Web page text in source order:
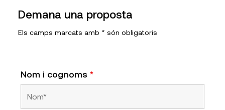
Demana una proposta
Els camps marcats amb * són obligatoris
Nom i cognoms *